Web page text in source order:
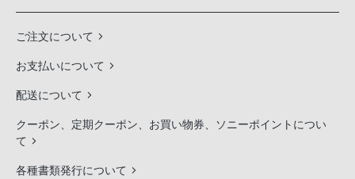
ご注文について
お支払いについて
配送について
クーポン、定期クーポン、お買い物券、ソニーポイントについ
て
各種書類発行について